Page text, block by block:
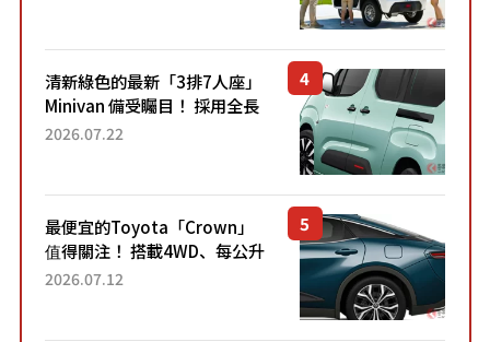
清新綠色的最新「3排7人座」
Minivan 備受矚目！ 採用全長
4.7公尺剛剛好的車身尺寸與
2026.07.22
最便宜的Toyota「Crown」
值得關注！ 搭載4WD、每公升
22.4公里低油耗表現超亮眼！
2026.07.12